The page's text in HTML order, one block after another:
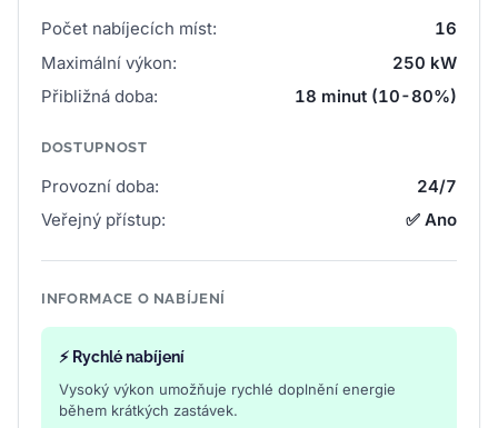
Počet nabíjecích míst:
16
Maximální výkon:
250 kW
Přibližná doba:
18 minut (10-80%)
DOSTUPNOST
Provozní doba:
24/7
Veřejný přístup:
✅ Ano
INFORMACE O NABÍJENÍ
⚡ Rychlé nabíjení
Vysoký výkon umožňuje rychlé doplnění energie
během krátkých zastávek.